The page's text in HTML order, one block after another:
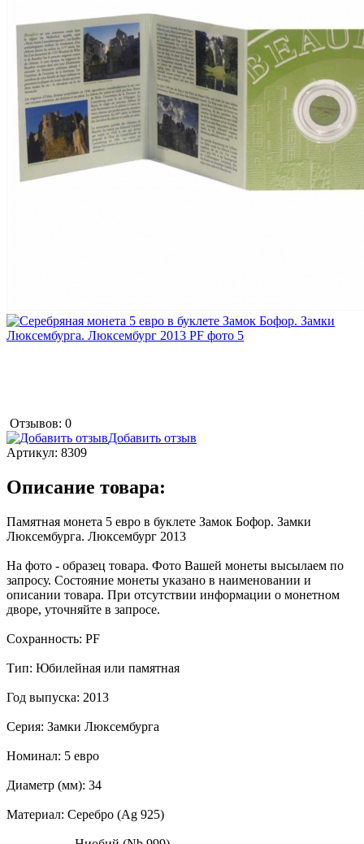
Отзывов: 0
Добавить отзыв
Артикул: 8309
Описание товара:
Памятная монета 5 евро в буклете Замок Бофор. Замки
Люксембурга. Люксембург 2013
На фото - образец товара. Фото Вашей монеты высылаем по
запросу. Состояние монеты указано в наименовании и
описании товара. При отсутствии информации о монетном
дворе, уточняйте в запросе.
Сохранность: PF
Тип: Юбилейная или памятная
Год выпуска: 2013
Серия: Замки Люксембурга
Номинал: 5 евро
Диаметр (мм): 34
Материал: Серебро (Ag 925)